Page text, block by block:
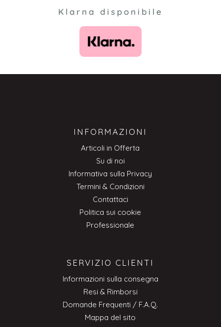
Klarna disponibile
INFORMAZIONI
Articoli in Offerta
Su di noi
Informativa sulla Privacy
Termini & Condizioni
Contattaci
Politica sui cookie
Professionale
SERVIZIO CLIENTI
Informazioni sulla consegna
Resi & Rimborsi
Domande Frequenti / F.A.Q.
Mappa del sito